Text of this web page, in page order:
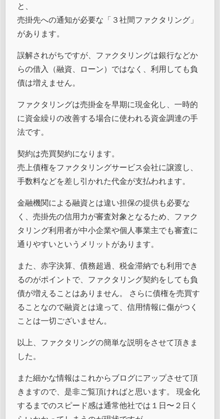
と、
売掛先への通知が必要な「３社間ファクタリング」
があります。
誤解されがちですが、ファクタリングは銀行などか
らの借入（融資、ローン）ではなく、利用しても負
債は増えません。
ファクタリングは売掛金を早期に現金化し、一時的
に資金繰りの改善する場合に使われる資金調達の手
法です。
契約は売買契約になります。
売上債権をファクタリングサービス会社に譲渡し、
手数料などを差し引かれた代金が支払われます。
金融機関による融資とは違い担保の提供も必要な
く、売掛先の信用力が審査対象となるため、ファク
タリング利用者が中小企業や個人事業主でも審査に
通りやすいというメリットがあります。
また、赤字決算、債務超過、税金滞納でも利用でき
るのがポイントで、ファクタリング契約をしても負
債が増えることはありません。 さらに債権を売買す
ることなので融資とは違って、信用情報に傷がつく
ことは一切ございません。
以上、ファクタリングの簡単な説明をさせて頂きま
した。
また細かな情報はこれからブログにアップさせて頂
きますので、是非ご覧頂ければと思います。 現金化
するまでのスピード感は通常他社では１日〜２日く